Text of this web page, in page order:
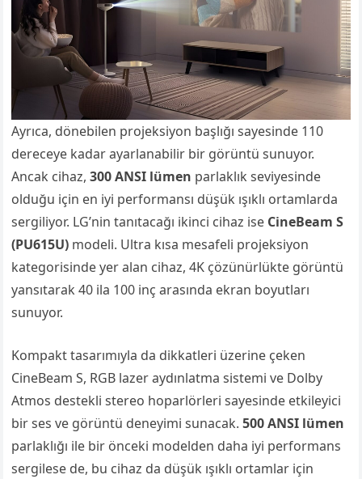
Ayrıca, dönebilen projeksiyon başlığı sayesinde 110
dereceye kadar ayarlanabilir bir görüntü sunuyor.
Ancak cihaz,300 ANSI lümen parlaklık seviyesinde
olduğu için en iyi performansı düşük ışıklı ortamlarda
sergiliyor. LG’nin tanıtacağı ikinci cihaz ise CineBeam S
(PU615U) modeli. Ultra kısa mesafeli projeksiyon
kategorisinde yer alan cihaz, 4K çözünürlükte görüntü
yansıtarak 40 ila 100 inç arasında ekran boyutları
sunuyor.
Kompakt tasarımıyla da dikkatleri üzerine çeken
CineBeam S, RGB lazer aydınlatma sistemi ve Dolby
Atmos destekli stereo hoparlörleri sayesinde etkileyici
bir ses ve görüntü deneyimi sunacak.500 ANSI lümen
parlaklığı ile bir önceki modelden daha iyi performans
sergilese de, bu cihaz da düşük ışıklı ortamlar için